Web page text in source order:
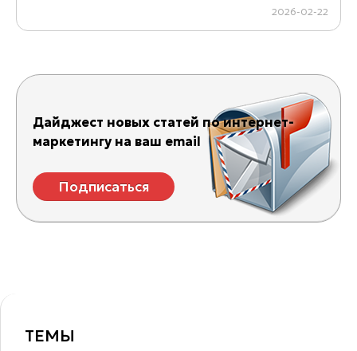
2026-02-22
Дайджест новых статей по интернет-
маркетингу на ваш email
Подписаться
ТЕМЫ